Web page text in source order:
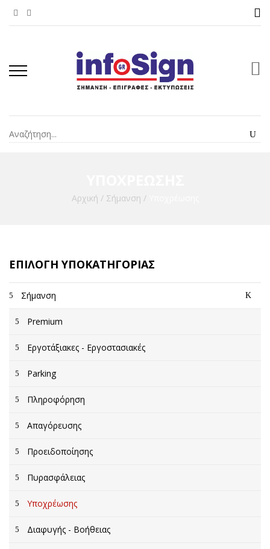
Αρχική / Σήμανση /
ΕΠΙΛΟΓΉ ΥΠΟΚΑΤΗΓΟΡΊΑΣ
Σήμανση
Premium
Εργοτάξιακες - Εργοστασιακές
Parking
Πληροφόρηση
Απαγόρευσης
Προειδοποίησης
Πυρασφάλειας
Υποχρέωσης
Διαφυγής - Βοήθειας